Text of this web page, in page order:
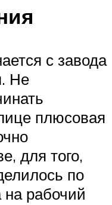
с завода
Не
плюсовая
для того,
по
рабочий